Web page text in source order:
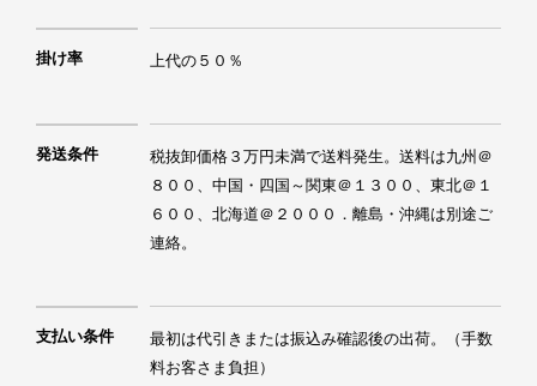
掛け率 上代の５０％
発送条件
税抜卸価格３万円未満で送料発生。送料は九州＠
８００、中国・四国～関東＠１３００、東北＠１
６００、北海道＠２０００．離島・沖縄は別途ご
連絡。
支払い条件
最初は代引きまたは振込み確認後の出荷。（手数
料お客さま負担）